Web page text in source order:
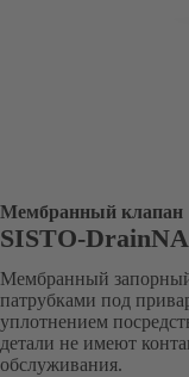
Мембранный клапан
SISTO-DrainNA
Мембранный
патрубками под
уплотнением
детали не имеют
обслуживания.